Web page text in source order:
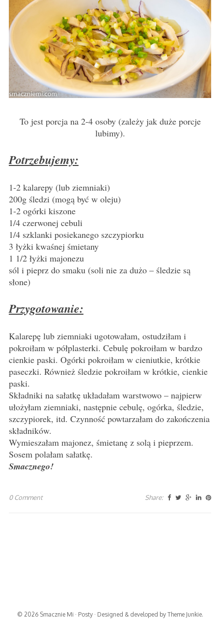
To jest porcja na 2-4 osoby (zależy jak duże porcje
lubimy).
Potrzebujemy:
1-2 kalarepy (lub ziemniaki)
200g śledzi (mogą być w oleju)
1-2 ogórki kiszone
1/4 czerwonej cebuli
1/4 szklanki posiekanego szczypiorku
3 łyżki kwaśnej śmietany
1 1/2 łyżki majonezu
sól i pieprz do smaku (soli nie za dużo – śledzie są
słone)
Przygotowanie:
Kalarepę lub ziemniaki ugotowałam, ostudziłam i
pokroiłam w półplasterki. Cebulę pokroiłam w bardzo
cienkie paski. Ogórki pokroiłam w cieniutkie, krótkie
paseczki. Również śledzie pokroiłam w krótkie, cienkie
paski.
Składniki na sałatkę układałam warstwowo – najpierw
ułożyłam ziemniaki, następnie cebulę, ogórka, śledzie,
szczypiorek, itd. Czynność powtarzałam do zakończenia
składników.
Wymieszałam majonez, śmietanę z solą i pieprzem.
Sosem polałam sałatkę.
Smacznego!
0 Comment Share:
© 2026 Smacznie Mi · Posty· Designed & developed by Theme Junkie.